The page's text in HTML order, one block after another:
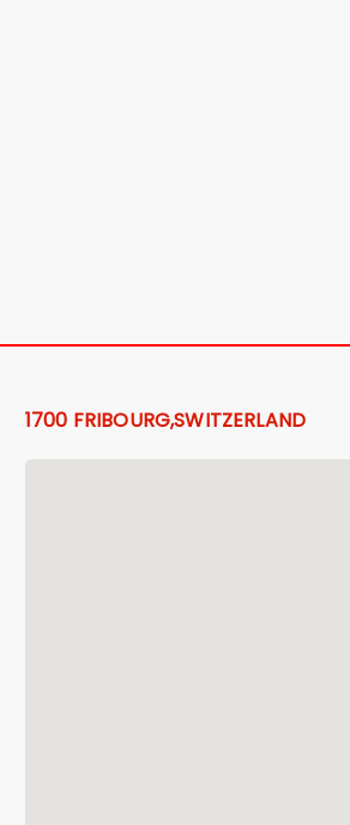
1700 FRIBOURG,SWITZERLAND